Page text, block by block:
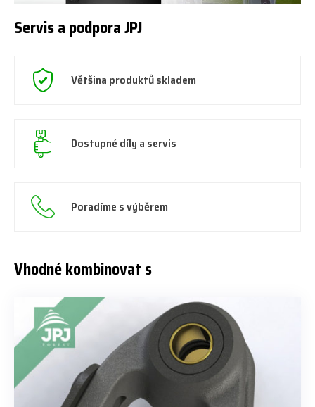
Servis a podpora JPJ
Většina produktů skladem
Dostupné díly a servis
Poradíme s výběrem
Vhodné kombinovat s